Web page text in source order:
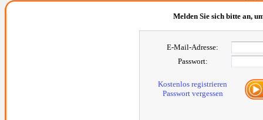
Melden Sie sich bitte an,
E-Mail-Adresse:
Passwort:
Kostenlos registrieren
Passwort vergessen